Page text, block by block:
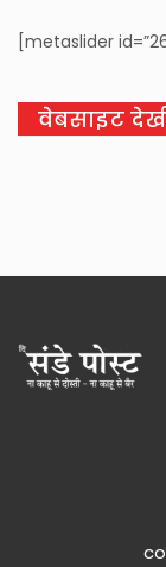
[metaslider
वेबसाइट